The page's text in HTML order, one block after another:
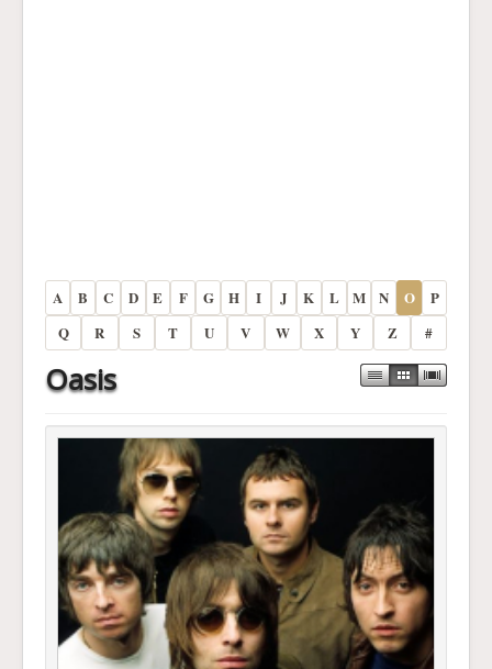
A B C D E F G H I J K L M N O
P
Q
R S T U V W X Y Z #
Oasis